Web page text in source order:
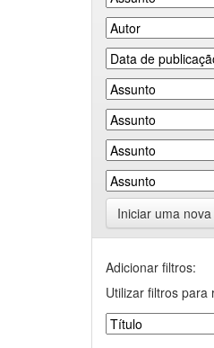
Iniciar uma
Adicionar filtros:
Utilizar filtros para